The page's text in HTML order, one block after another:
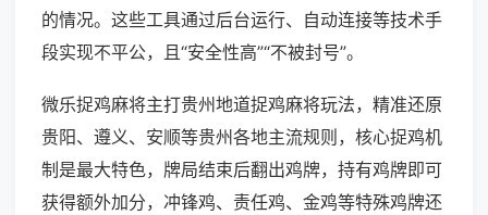
的情况。这些工具通过后台运行、自动连接等技术手
段实现不平公，且“安全性高”“不被封号”。
微乐捉鸡麻将主打贵州地道捉鸡麻将玩法，精准还原
贵阳、遵义、安顺等贵州各地主流规则，核心捉鸡机
制是最大特色，牌局结束后翻出鸡牌，持有鸡牌即可
获得额外加分，冲锋鸡、责任鸡、金鸡等特殊鸡牌还